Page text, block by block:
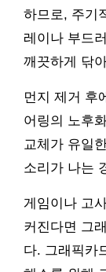
하므로, 주기
레이나 부드
깨끗하게 닦
먼지 제거 후
어링의 노후
교체가 유일
소리가 나는
게임이나 고
커진다면 그
다. 그래픽카